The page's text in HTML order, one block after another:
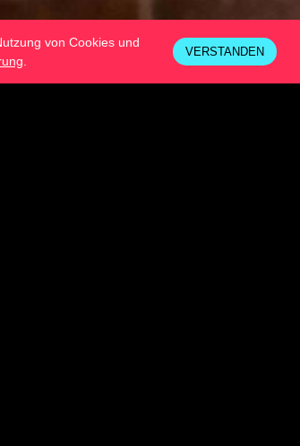
von Cookies und
VERSTANDEN